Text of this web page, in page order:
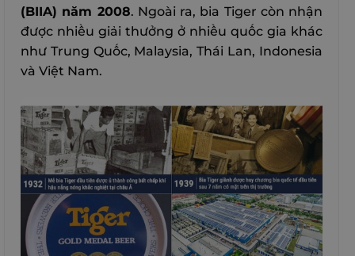
(BIIA) năm 2008. Ngoài ra, bia Tiger còn nhận
được nhiều giải thưởng ở nhiều quốc gia khác
như Trung Quốc, Malaysia, Thái Lan, Indonesia
và Việt Nam.